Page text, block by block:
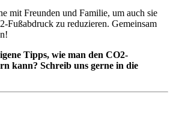
mit Freunden und Familie, um auch sie
Fußabdruck zu reduzieren. Gemeinsam
Tipps, wie man den CO2-
kann? Schreib uns gerne in die